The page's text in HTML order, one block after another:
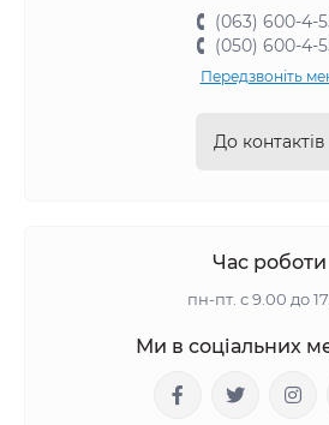
(063) 600-4-
(050) 600-4-
Передзвоніть
До контактів
Час роботи
пн-пт. с 9.00 до
Ми в соціальних